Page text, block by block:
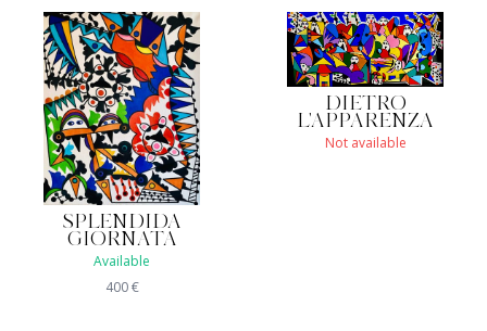
SPLENDIDA
GIORNATA
Available
400€
DIETRO
L'APPARENZA
Not available